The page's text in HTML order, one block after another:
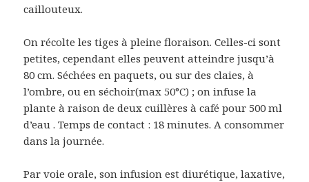
caillouteux.
On récolte les tiges à pleine floraison. Celles-ci sont
petites, cependant elles peuvent atteindre jusqu’à
80 cm. Séchées en paquets, ou sur des claies, à
l’ombre, ou en séchoir(max 50°C) ; on infuse la
plante à raison de deux cuillères à café pour 500 ml
d’eau . Temps de contact : 18 minutes. A consommer
dans la journée.
Par voie orale, son infusion est diurétique, laxative,